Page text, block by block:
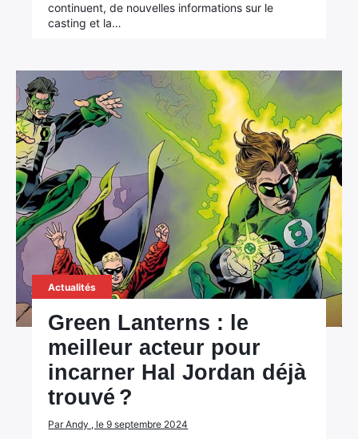
continuent, de nouvelles informations sur le
casting et la…
Actualités
Green Lanterns : le
meilleur acteur pour
incarner Hal Jordan déjà
trouvé ?
Par Andy , le 9 septembre 2024